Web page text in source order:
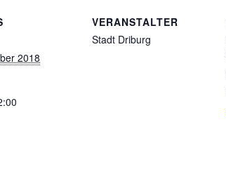
2018
VERANSTALTER
Stadt Driburg